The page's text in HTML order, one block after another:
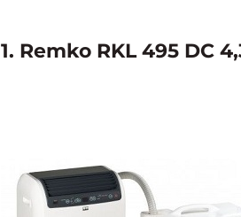
1. Remko RKL 495 DC